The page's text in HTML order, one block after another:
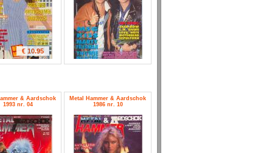
€ 10.95
& Aardschok
1993 nr. 04
Metal Hammer & Aardschok
1986 nr. 10